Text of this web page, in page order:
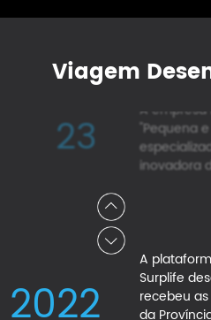
Viagem
nosso
23
A
"Pequena
inovadora
22
A
Surplife
recebeu
da